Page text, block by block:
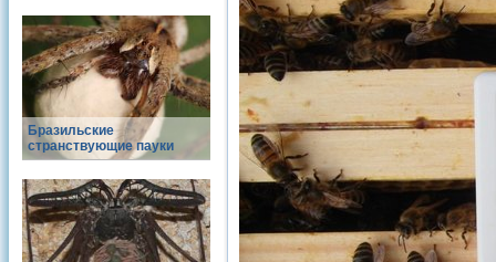
Бразильские
странствующие пауки